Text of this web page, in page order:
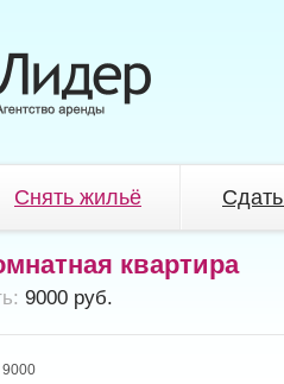
Снять жильё
квартира
9000 руб.
9000